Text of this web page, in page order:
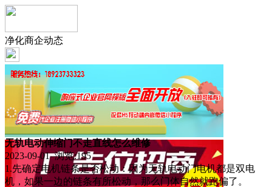
净化商企动态
无轨电动伸缩门不走直线怎么维修
2023-09-01 浏览:195
1.先确定电机链条是否松动：因为无轨电动门电机都是双电
机，如果一边的链条有所松动，那么门体自然就跑偏了。